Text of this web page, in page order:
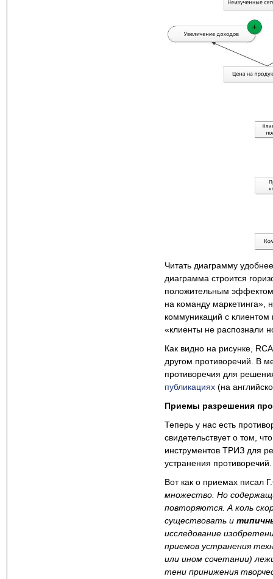
Читать диаграмму
диаграмма строится
положительным эффектом
на команду маркетинга»,
коммуникаций с
«клиенты не распознали
Как видно на рисунке,
другом противоречий. В
противоречия для
публикациях (на
Приемы разрешения
Теперь у нас есть
свидетельствует о том,
инструментов ТРИЗ для
устранения противоречий.
Вот как о приемах писал
множество. Но
повторяются. А коль
существовать и
исследование
приемов устранения
или ином сочетании)
тени принижения